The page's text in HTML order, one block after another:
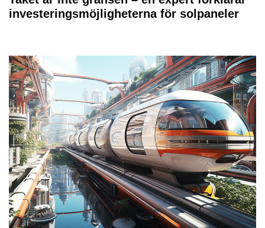
investeringsmöjligheterna för solpaneler